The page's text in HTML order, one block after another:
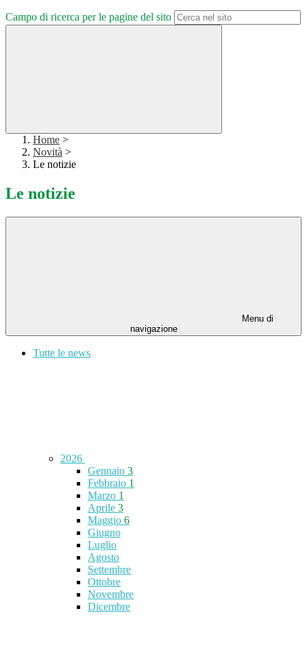
Campo di ricerca per le pagine del sito
Home >
Novità >
Le notizie
Le notizie
Menu di
navigazione
Tutte le news
2026
Gennaio 3
Febbraio 1
Marzo 1
Aprile 3
Maggio 6
Giugno
Luglio
Agosto
Settembre
Ottobre
Novembre
Dicembre